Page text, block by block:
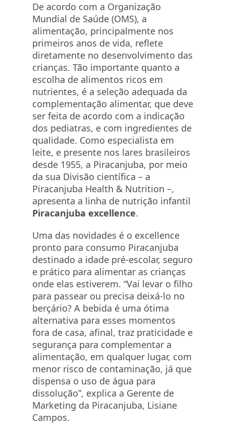
De acordo com a Organização
Mundial de Saúde (OMS), a
alimentação, principalmente nos
primeiros anos de vida, reflete
diretamente no desenvolvimento das
crianças. Tão importante quanto a
escolha de alimentos ricos em
nutrientes, é a seleção adequada da
complementação alimentar, que deve
ser feita de acordo com a indicação
dos pediatras, e com ingredientes de
qualidade. Como especialista em
leite, e presente nos lares brasileiros
desde 1955, a Piracanjuba, por meio
da sua Divisão científica – a
Piracanjuba Health & Nutrition –,
apresenta a linha de nutrição infantil
Piracanjuba excellence.
Uma das novidades é o excellence
pronto para consumo Piracanjuba
destinado a idade pré-escolar, seguro
e prático para alimentar as crianças
onde elas estiverem. “Vai levar o filho
para passear ou precisa deixá-lo no
berçário? A bebida é uma ótima
alternativa para esses momentos
fora de casa, afinal, traz praticidade e
segurança para complementar a
alimentação, em qualquer lugar, com
menor risco de contaminação, já que
dispensa o uso de água para
dissolução”, explica a Gerente de
Marketing da Piracanjuba, Lisiane
Campos.